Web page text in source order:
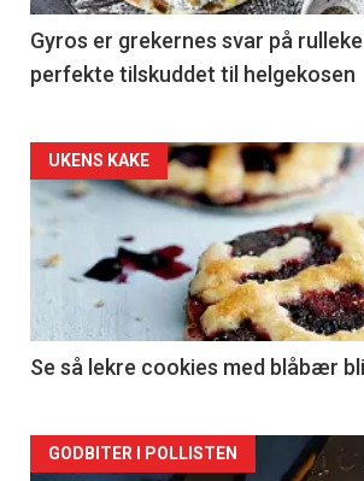
Gyros er grekernes svar på
perfekte tilskuddet til helgekosen
Forsiden
akkurat
nå
2
UKENS KAKE
Se så lekre cookies med blåbær
Forsiden
GODBITER I POLLISTEN